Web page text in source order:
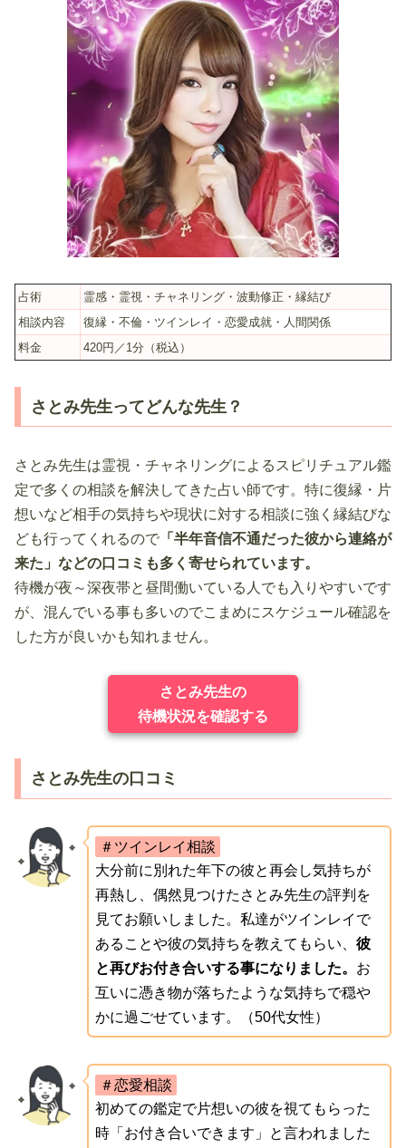
占術
霊感・霊視・チャネリング・波動修正・縁結び
相談内容
復縁・不倫・ツインレイ・恋愛成就・人間関係
料金
420円／1分（税込）
さとみ先生ってどんな先生？
さとみ先生は霊視・チャネリングによるスピリチュアル鑑
定で多くの相談を解決してきた占い師です。特に復縁・片
想いなど相手の気持ちや現状に対する相談に強く縁結びな
ども行ってくれるので 「半年音信不通だった彼から連絡が
来た」などの口コミも多く寄せられています。
待機が夜～深夜帯と昼間働いている人でも入りやすいです
が、混んでいる事も多いのでこまめにスケジュール確認を
した方が良いかも知れません。
さとみ先生の
待機状況を確認する
さとみ先生の口コミ
＃ツインレイ相談
大分前に別れた年下の彼と再会し気持ちが
再熱し、偶然見つけたさとみ先生の評判を
見てお願いしました。私達がツインレイで
あることや彼の気持ちを教えてもらい、 彼
と再びお付き合いする事になりました。 お
互いに憑き物が落ちたような気持ちで穏や
かに過ごせています。（50代女性）
＃恋愛相談
初めての鑑定で片想いの彼を視てもらった
時「お付き合いできます」と言われました